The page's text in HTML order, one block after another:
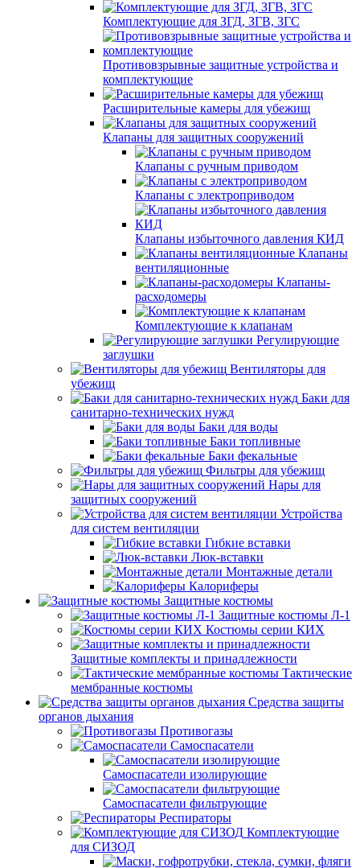
Комплектующие для ЗГД, ЗГВ, ЗГС
Противовзрывные защитные устройства и
комплектующие
Расширительные камеры для убежищ
Клапаны для защитных сооружений
Клапаны с ручным приводом
Клапаны с электроприводом
Клапаны избыточного давления КИД
Клапаны
вентиляционные
Клапаны-
расходомеры
Комплектующие к клапанам
Регулирующие
заглушки
Вентиляторы для
убежищ
Баки для
санитарно-технических нужд
Баки для воды
Баки топливные
Баки фекальные
Фильтры для убежищ
Нары для
защитных сооружений
Устройства
для систем вентиляции
Гибкие вставки
Люк-вставки
Монтажные детали
Калориферы
Защитные костюмы
Защитные костюмы Л-1
Костюмы серии КИХ
Защитные комплекты и принадлежности
Тактические
мембранные костюмы
Средства защиты
органов дыхания
Противогазы
Самоспасатели
Самоспасатели изолирующие
Самоспасатели фильтрующие
Респираторы
Комплектующие
для СИЗОД